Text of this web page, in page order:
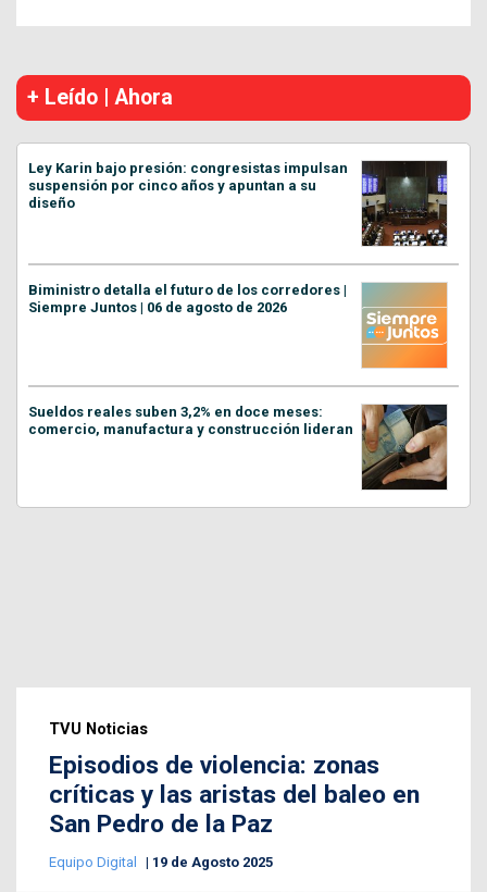
+ Leído | Ahora
Ley Karin bajo presión: congresistas impulsan
suspensión por cinco años y apuntan a su
diseño
Biministro detalla el futuro de los corredores |
Siempre Juntos | 06 de agosto de 2026
Sueldos reales suben 3,2% en doce meses:
comercio, manufactura y construcción lideran
TVU Noticias
Episodios de violencia: zonas
críticas y las aristas del baleo en
San Pedro de la Paz
Equipo Digital 19 de Agosto 2025